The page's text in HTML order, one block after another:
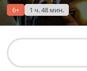
6+ 1 ч. 48 мин.